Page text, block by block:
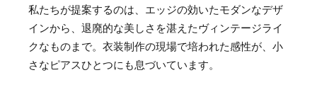
私たちが提案するのは、エッジの効いたモダンなデザ
インから、退廃的な美しさを湛えたヴィンテージライ
クなものまで。衣装制作の現場で培われた感性が、小
さなピアスひとつにも息づいています。